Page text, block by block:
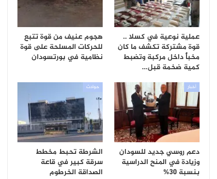
عملية نوعية في كسلا ..
قوة مشتركة تكشف ما كان
مخبأً داخل مركبة وتضبط
كمية ضخمة قبل…
هجوم عنيف من قوة تتبع
للحركات المسلحة على قوة
نظامية في بورتسودان
أخبار
دعم روسي جديد للسودان
وزيادة في المنح الدراسية
بنسبة 30%
حوادث
الشرطة تحبط مخطط
سرقة كبير في قاعة
الصداقة الخرطوم